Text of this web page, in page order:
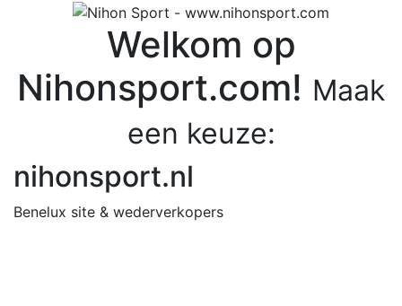
Welkom op
Nihonsport.com! Maak
een keuze:
nihonsport.nl
Benelux site & wederverkopers